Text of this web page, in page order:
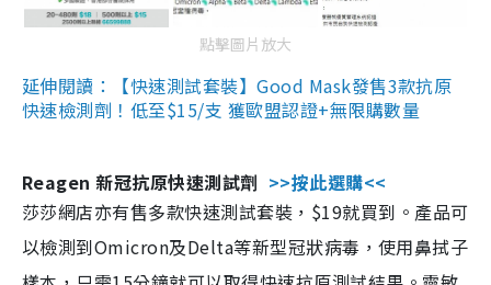
點擊圖片放大
延伸閱讀：【快速測試套裝】Good Mask發售3款抗原
快速檢測劑！低至$15/支 獲歐盟認證+無限購數量
Reagen 新冠抗原快速測試劑 >>按此選購<<
莎莎網店亦有售多款快速測試套裝，$19就買到。產品可
以檢測到Omicron及Delta等新型冠狀病毒，使用鼻拭子